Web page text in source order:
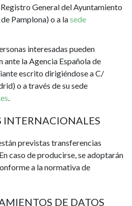
General del Ayuntamiento
Pamplona) o a lasede
interesadas pueden
ante la Agencia Española de
escrito dirigiéndose a C/
o a través de su sede
.
INTERNACIONALES
previstas transferencias
caso de producirse, se adoptarán
a la normativa de
DE DATOS